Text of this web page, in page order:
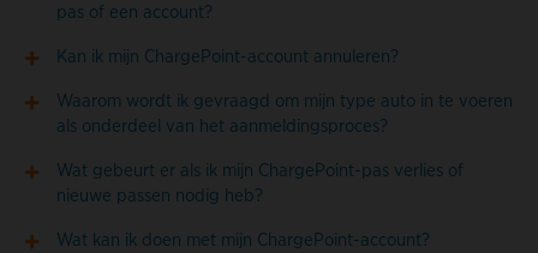
pas of een account?
Kan ik mijn ChargePoint-account annuleren?
Waarom wordt ik gevraagd om mijn type auto in te voeren
als onderdeel van het aanmeldingsproces?
Wat gebeurt er als ik mijn ChargePoint-pas verlies of
nieuwe passen nodig heb?
Wat kan ik doen met mijn ChargePoint-account?